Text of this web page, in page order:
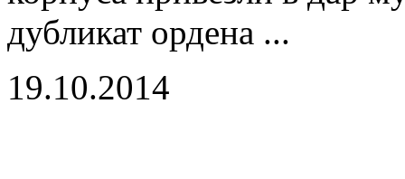
дубликат ордена ...
19.10.2014